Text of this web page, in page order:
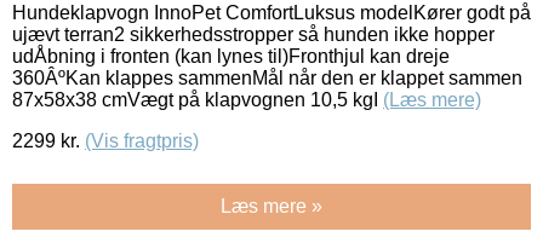
Hundeklapvogn InnoPet ComfortLuksus modelKører godt på
ujævt terran2 sikkerhedsstropper så hunden ikke hopper
udÅbning i fronten (kan lynes til)Fronthjul kan dreje
360ÂºKan klappes sammenMål når den er klappet sammen
87x58x38 cmVægt på klapvognen 10,5 kgI (Læs mere)
2299 kr. (Vis fragtpris)
Læs mere »